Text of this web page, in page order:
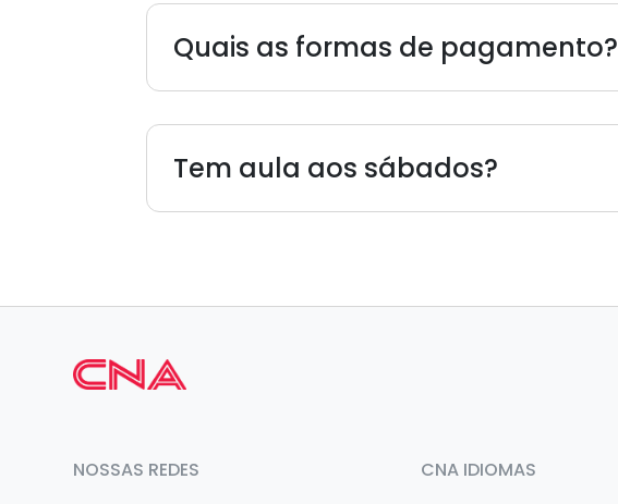
Quais as formas de pagamento?
Tem aula aos sábados?
NOSSAS REDES CNA IDIOMAS